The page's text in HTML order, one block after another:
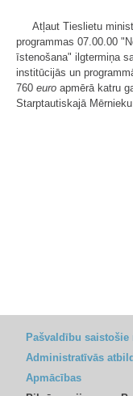
Atļaut Tieslietu
programmas 07.00.00
īstenošana" ilgtermiņa
institūcijās un
760 euro apmērā katru
Starptautiskajā
Pašvaldību saistošie
Administratīvās
Apmācības